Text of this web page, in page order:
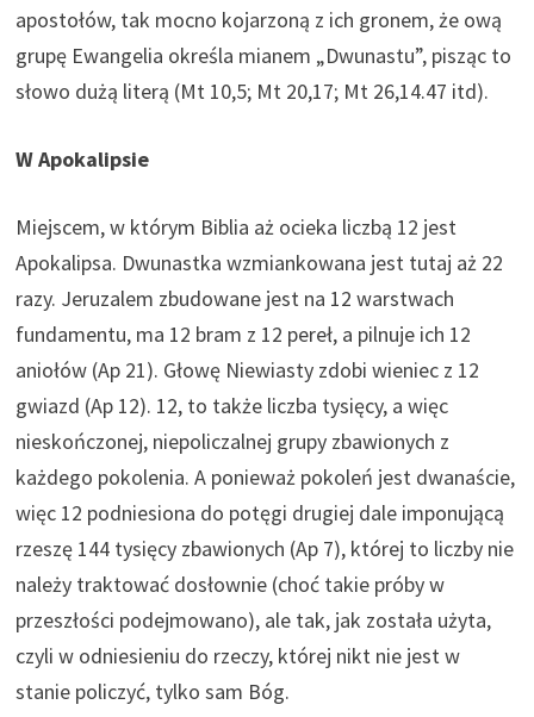
apostołów, tak mocno kojarzoną z ich gronem, że ową
grupę Ewangelia określa mianem „Dwunastu”, pisząc to
słowo dużą literą (Mt 10,5; Mt 20,17; Mt 26,14.47 itd).
W Apokalipsie
Miejscem, w którym Biblia aż ocieka liczbą 12 jest
Apokalipsa. Dwunastka wzmiankowana jest tutaj aż 22
razy. Jeruzalem zbudowane jest na 12 warstwach
fundamentu, ma 12 bram z 12 pereł, a pilnuje ich 12
aniołów (Ap 21). Głowę Niewiasty zdobi wieniec z 12
gwiazd (Ap 12). 12, to także liczba tysięcy, a więc
nieskończonej, niepoliczalnej grupy zbawionych z
każdego pokolenia. A ponieważ pokoleń jest dwanaście,
więc 12 podniesiona do potęgi drugiej dale imponującą
rzeszę 144 tysięcy zbawionych (Ap 7), której to liczby nie
należy traktować dosłownie (choć takie próby w
przeszłości podejmowano), ale tak, jak została użyta,
czyli w odniesieniu do rzeczy, której nikt nie jest w
stanie policzyć, tylko sam Bóg.